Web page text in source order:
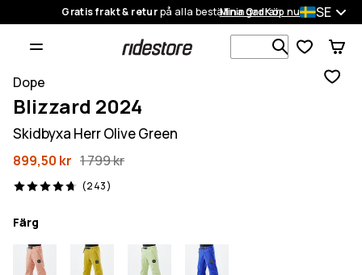
Gratis frakt & returpå alla beställningarKöp nu
Mina Ordrar SE
Sök bland
Dope
Blizzard 2024
Skidbyxa Herr Olive Green
899,50 kr 1 799 kr
(243)
243 recensioner, 4.7/5
Färg